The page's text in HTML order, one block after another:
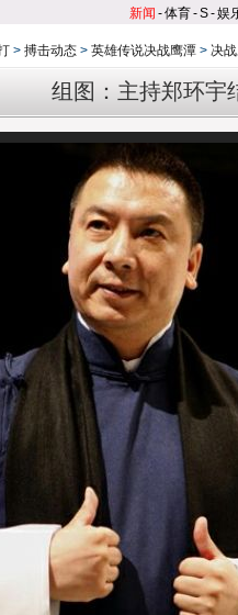
新闻 -体育-S-娱
> 搏击动态 > 英雄传说决战鹰潭 > 决
组图：主持郑环宇